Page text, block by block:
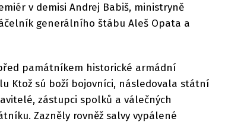
v demisi Andrej Babiš, ministryně
generálního štábu Aleš Opata a
památníkem historické armádní
Ktož sú boží bojovníci, následovala státní
zástupci spolků a válečných
Zazněly rovněž salvy vypálené